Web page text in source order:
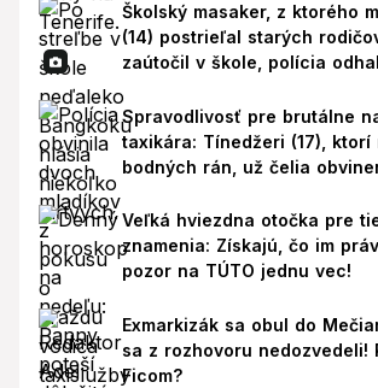
Školský masaker, z ktorého
(14) postrieľal starých
zaútočil v škole, polícia
Spravodlivosť pre brutálne
taxikára: Tínedžeri (17), ktorí
bodných rán, už čelia
Veľká hviezdna otočka pre
znamenia: Získajú, čo im
pozor na TÚTO jednu vec!
Exmarkizák sa obul do
sa z rozhovoru nedozvedeli!
Ficom?